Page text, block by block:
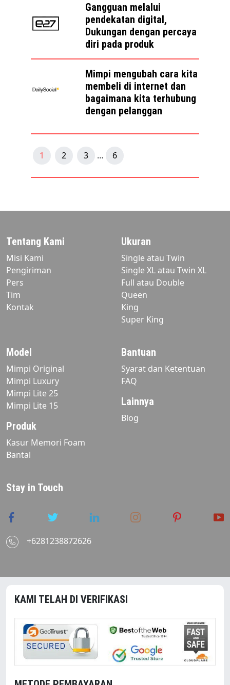
Gangguan melalui
pendekatan digital,
Dukungan dengan percaya
diri pada produk
Mimpi mengubah cara kita
membeli di internet dan
bagaimana kita terhubung
dengan pelanggan
1 2 3 … 6
Tentang Kami
Misi Kami
Pengiriman
Pers
Tim
Kontak
Ukuran
Single atau Twin
Single XL atau Twin XL
Full atau Double
Queen
King
Super King
Model
Mimpi Original
Mimpi Luxury
Mimpi Lite 25
Mimpi Lite 15
Produk
Kasur Memori Foam
Bantal
Bantuan
Syarat dan Ketentuan
FAQ
Lainnya
Blog
Stay in Touch
+6281238872626
KAMI TELAH DI VERIFIKASI